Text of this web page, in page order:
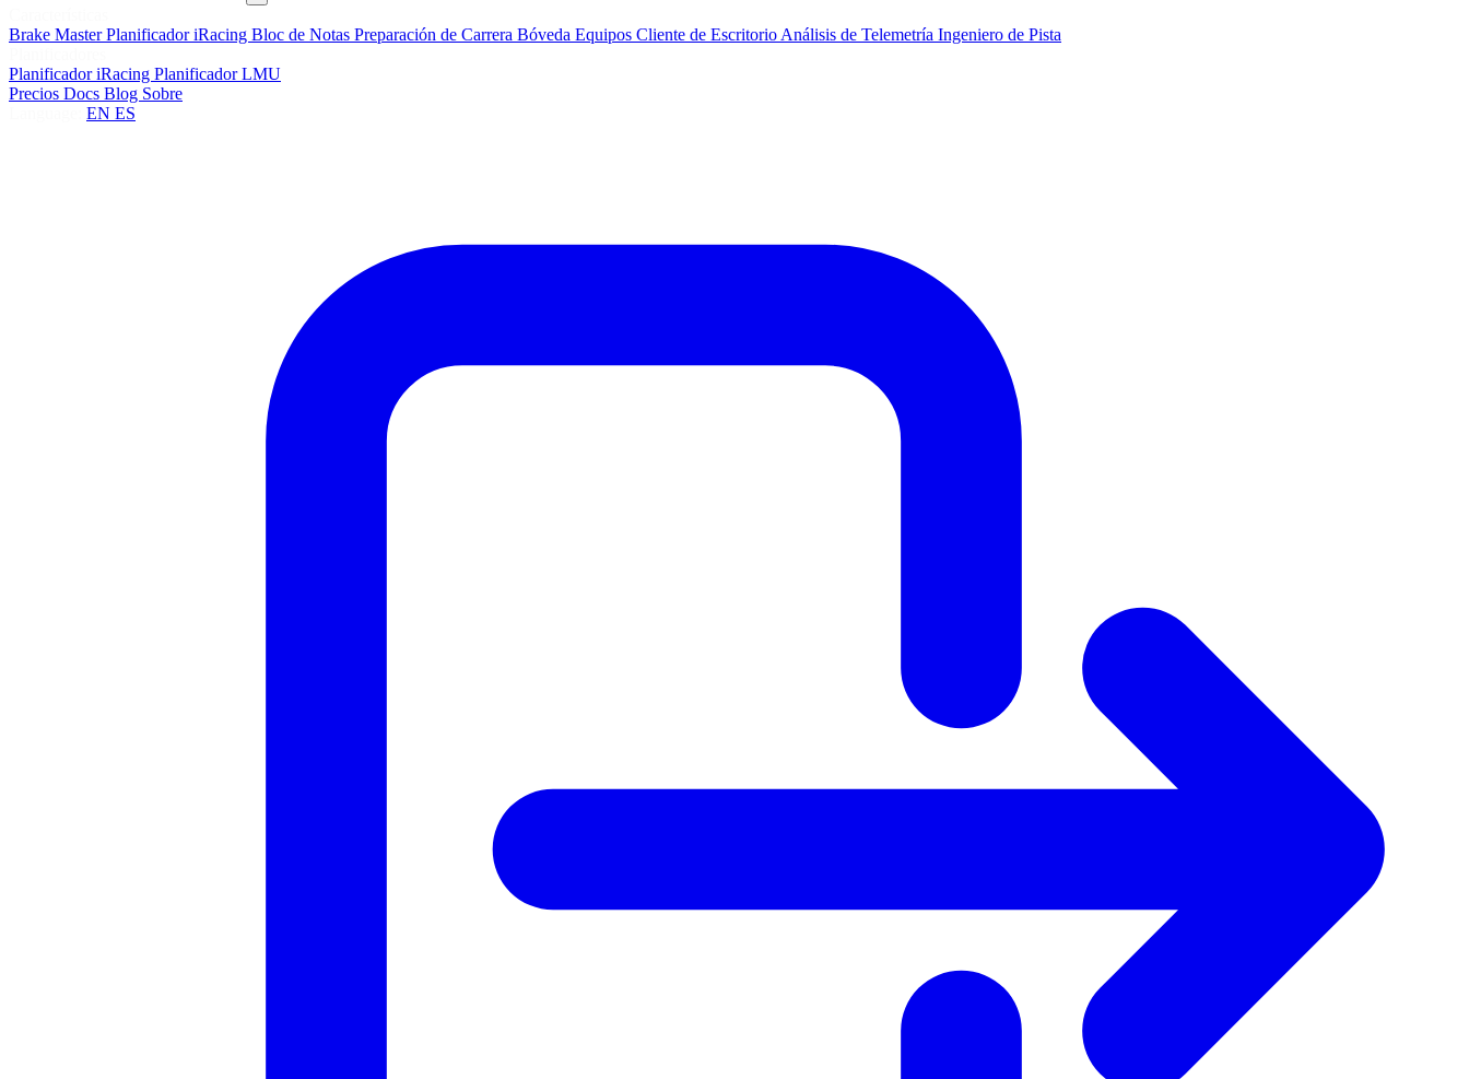
Brake MasterPlanificador iRacing Bloc de Notas Preparación de Carrera Bóveda Equipos Cliente de Escritorio Análisis de Telemetría Ingeniero de Pista
Planificador iRacing Planificador LMU
Precios Docs Blog Sobre
EN ES